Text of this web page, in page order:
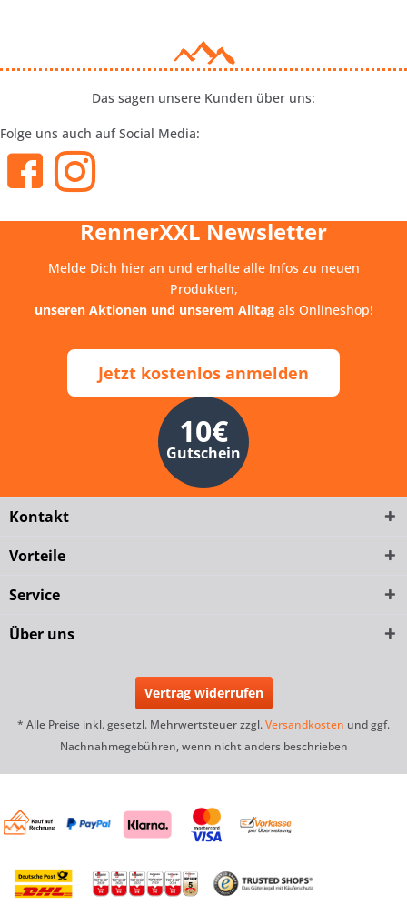
Das sagen unsere Kunden über uns:
Folge uns auch auf Social Media:
RennerXXL Newsletter
Melde Dich hier an und erhalte alle Infos zu neuen
Produkten,
unseren Aktionen und unserem Alltagals Onlineshop!
Jetzt kostenlos anmelden
10€
Gutschein
Kontakt
Vorteile
Service
Über uns
Vertrag widerrufen
* Alle Preise inkl. gesetzl. Mehrwertsteuer zzgl.Versandkosten und ggf.
Nachnahmegebühren, wenn nicht anders beschrieben